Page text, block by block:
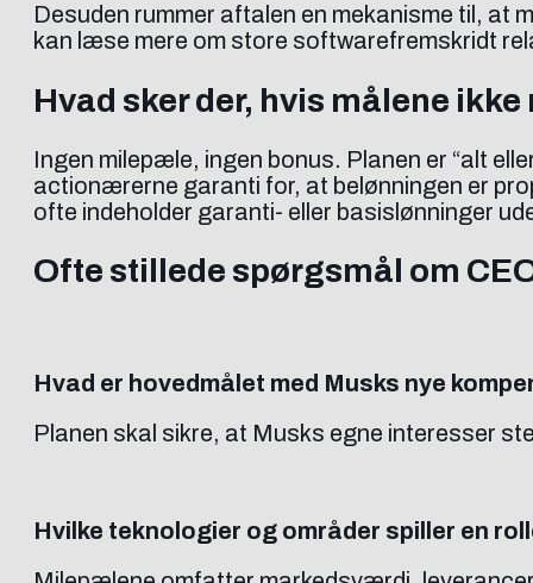
Desuden rummer aftalen en mekanisme til,
kan læse mere om store softwarefremskridt
Hvad sker der, hvis målene ikke
Ingen milepæle, ingen bonus. Planen er “alt
actionærerne garanti for, at belønningen er
ofte indeholder garanti- eller basislønninger
Ofte stillede spørgsmål om
Hvad er hovedmålet med Musks nye
Planen skal sikre, at Musks egne interesser
Hvilke teknologier og områder spiller en